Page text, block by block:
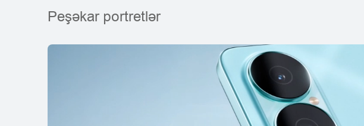
Peşəkar portretlər